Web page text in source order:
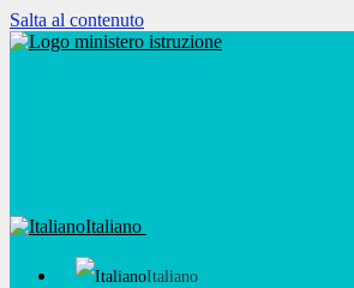
Salta al contenuto
Italiano
Italiano